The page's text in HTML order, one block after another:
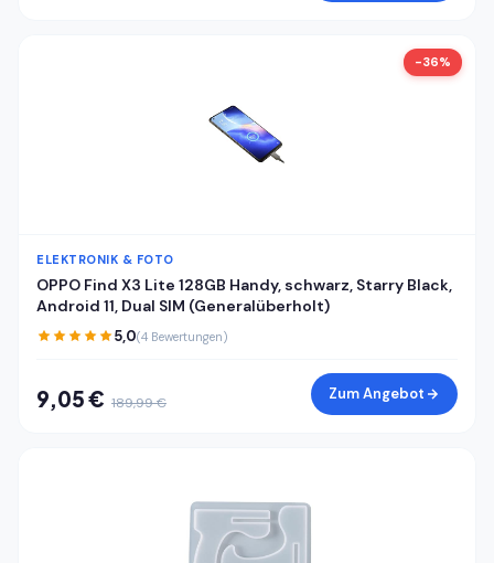
-36%
ELEKTRONIK & FOTO
OPPO Find X3 Lite 128GB Handy, schwarz, Starry Black,
Android 11, Dual SIM (Generalüberholt)
5,0(4 Bewertungen)
9,05 € 189,99 € Zum Angebot